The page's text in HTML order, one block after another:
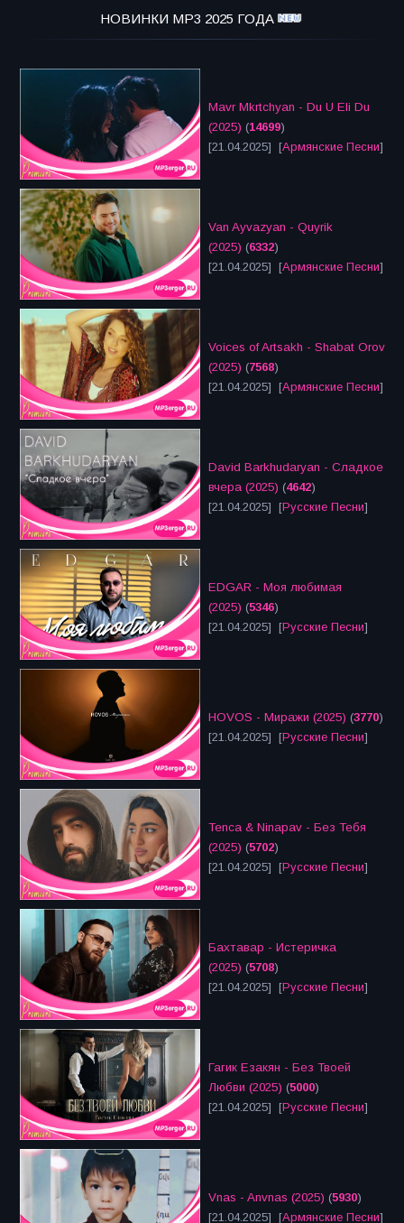
НОВИНКИ MP3 2025 ГОДА
Mavr Mkrtchyan - Du U Eli Du
(2025) (14699)
[21.04.2025] [Армянские Песни]
Van Ayvazyan - Quyrik
(2025) (6332)
[21.04.2025] [Армянские Песни]
Voices of Artsakh - Shabat Orov
(2025) (7568)
[21.04.2025] [Армянские Песни]
David Barkhudaryan - Сладкое
вчера (2025) (4642)
[21.04.2025] [Русские Песни]
EDGAR - Моя любимая
(2025) (5346)
[21.04.2025] [Русские Песни]
HOVOS - Миражи (2025) (3770)
[21.04.2025] [Русские Песни]
Tenca & Ninapav - Без Тебя
(2025) (5702)
[21.04.2025] [Русские Песни]
Бахтавар - Истеричка
(2025) (5708)
[21.04.2025] [Русские Песни]
Гагик Езакян - Без Твоей
Любви (2025) (5000)
[21.04.2025] [Русские Песни]
Vnas - Anvnas (2025) (5930)
[21.04.2025] [Армянские Песни]